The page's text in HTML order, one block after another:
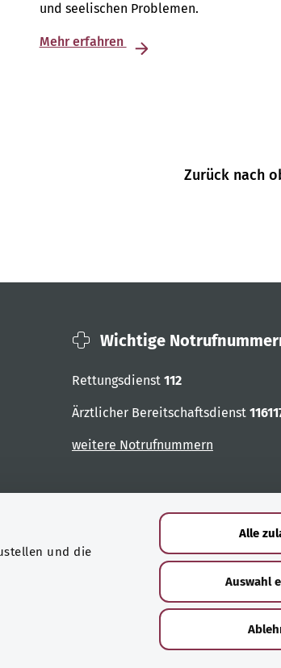
und die
Alle
Auswahl
und seelischen Problemen.
Mehr erfahren
Zurück nach
Wichtige
Rettungsdienst 112
Ärztlicher Bereitschaftsdienst
weitere Notrufnummern